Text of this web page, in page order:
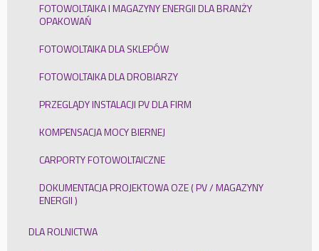
FOTOWOLTAIKA I MAGAZYNY ENERGII DLA BRANŻY
OPAKOWAŃ
FOTOWOLTAIKA DLA SKLEPÓW
FOTOWOLTAIKA DLA DROBIARZY
PRZEGLĄDY INSTALACJI PV DLA FIRM
KOMPENSACJA MOCY BIERNEJ
CARPORTY FOTOWOLTAICZNE
DOKUMENTACJA PROJEKTOWA OZE ( PV / MAGAZYNY
ENERGII )
DLA ROLNICTWA